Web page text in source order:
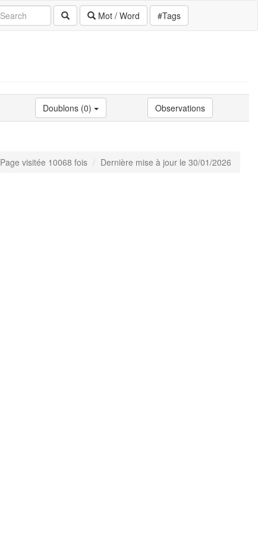
Mot / Word #Tags
Doublons (0)
Observations
Page visitée 10068 fois Dernière mise à jour le 30/01/2026